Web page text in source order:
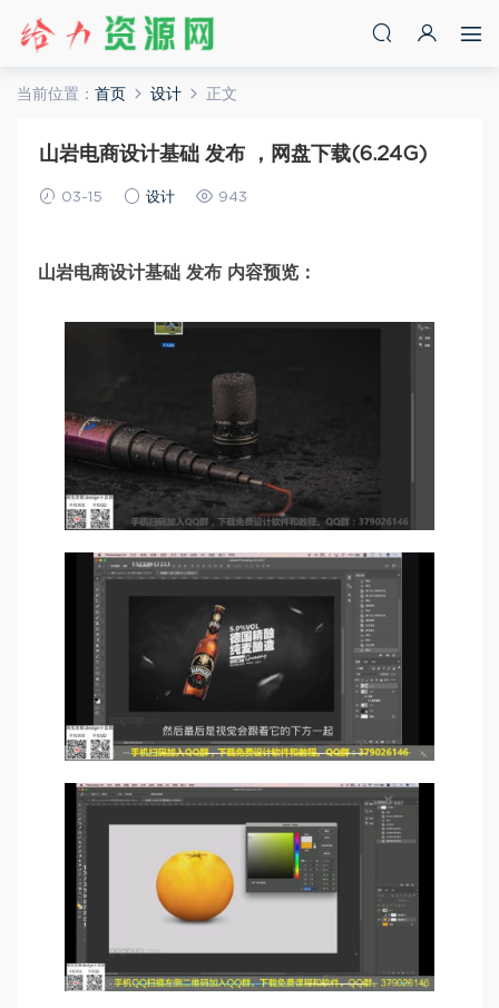
当前位置： 首页 设计 正文
山岩电商设计基础 发布 ，网盘下载(6.24G)
03-15 设计 943
山岩电商设计基础 发布 内容预览：